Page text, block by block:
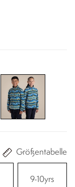
Größentabelle
9-10yrs